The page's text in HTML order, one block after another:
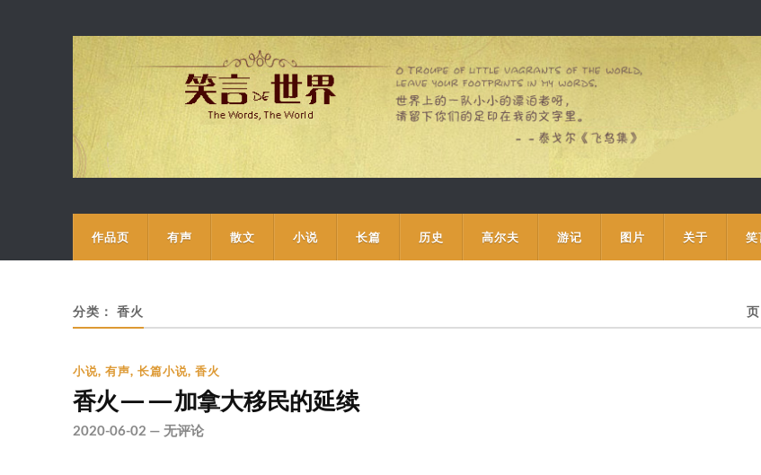
作品页 有声 散文 小说 长篇 历史 高尔夫 游记 图片 关于 笑
分类： 香火
小说, 有声, 长篇小说, 香火
香火——加拿大移民的延续
2020-06-02 — 无评论